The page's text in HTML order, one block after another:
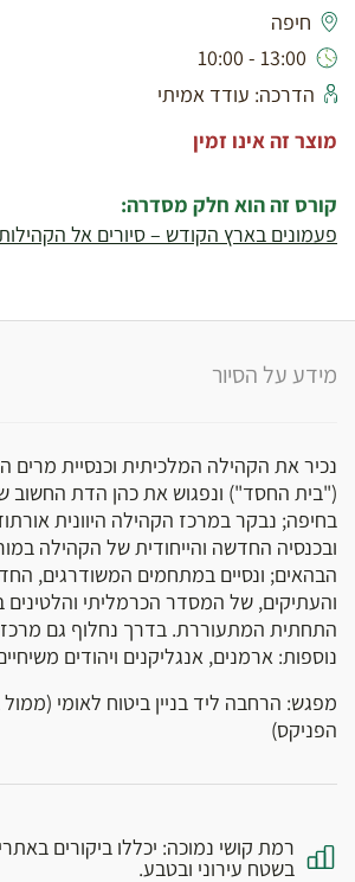
חיפה
13:00 - 10:00
הדרכה: עודד אמיתי
מוצר זה אינו זמין
קורס זה הוא חלק מסדרה:
פעמונים בארץ הקודש – סיורים אל
מידע על הסיור
נכיר את הקהילה המלכיתית וכנסיית מרים
("בית החסד") ונפגוש את כהן הדת החשוב
בחיפה; נבקר במרכז הקהילה היוונית
ובכנסיה החדשה והייחודית של הקהילה
הבהאים; ונסיים במתחמים המשודרגים,
והעתיקים, של המסדר הכרמליתי והלטינים
התחתית המתעוררת. בדרך נחלוף גם
נוספות: ארמנים, אנגליקנים ויהודים
מפגש: הרחבה ליד בניין ביטוח לאומי (ממול
הפניקס)
רמת קושי נמוכה: יכללו ביקורים
בשטח עירוני ובטבע.